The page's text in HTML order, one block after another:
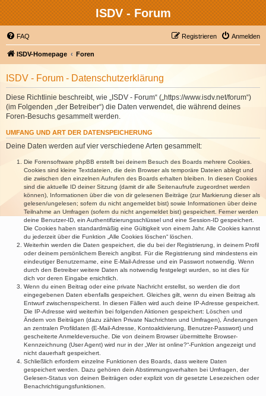
ISDV - Forum
FAQ Anmelden
Registrieren
ISDV-Homepage Foren
ISDV - Forum - Datenschutzerklärung
Diese Richtlinie beschreibt, wie „ISDV - Forum“ („https://www.isdv.net/forum“)
(im Folgenden „der Betreiber“) die Daten verwendet, die während deines
Foren-Besuchs gesammelt werden.
UMFANG UND ART DER DATENSPEICHERUNG
Deine Daten werden auf vier verschiedene Arten gesammelt:
Die Forensoftware phpBB erstellt bei deinem Besuch des Boards mehrere Cookies.
Cookies sind kleine Textdateien, die dein Browser als temporäre Dateien ablegt und
die zwischen den einzelnen Aufrufen des Boards erhalten bleiben. In diesen Cookies
sind die aktuelle ID deiner Sitzung (damit dir alle Seitenaufrufe zugeordnet werden
können), Informationen über die von dir gelesenen Beiträge (zur Markierung dieser als
gelesen/ungelesen; sofern du nicht angemeldet bist) sowie Informationen über deine
Teilnahme an Umfragen (sofern du nicht angemeldet bist) gespeichert. Ferner werden
deine Benutzer-ID, ein Authentifizierungsschlüssel und eine Session-ID gespeichert.
Die Cookies haben standardmäßig eine Gültigkeit von einem Jahr. Alle Cookies kannst
du jederzeit über die Funktion „Alle Cookies löschen“ löschen.
Weiterhin werden die Daten gespeichert, die du bei der Registrierung, in deinem Profil
oder deinem persönlichem Bereich angibst. Für die Registrierung sind mindestens ein
eindeutiger Benutzername, eine E-Mail-Adresse und ein Passwort notwendig. Wenn
durch den Betreiber weitere Daten als notwendig festgelegt wurden, so ist dies für
dich vor deren Eingabe ersichtlich.
Wenn du einen Beitrag oder eine private Nachricht erstellst, so werden die dort
eingegebenen Daten ebenfalls gespeichert. Gleiches gilt, wenn du einen Beitrag als
Entwurf zwischenspeicherst. In diesen Fällen wird auch deine IP-Adresse gespeichert.
Die IP-Adresse wird weiterhin bei folgenden Aktionen gespeichert: Löschen und
Ändern von Beiträgen (dazu zählen Private Nachrichten und Umfragen), Änderungen
an zentralen Profildaten (E-Mail-Adresse, Kontoaktivierung, Benutzer-Passwort) und
gescheiterte Anmeldeversuche. Die von deinem Browser übermittelte Browser-
Kennzeichnung (User Agent) wird nur in der „Wer ist online?“-Funktion angezeigt und
nicht dauerhaft gespeichert.
Schließlich erfordern einzelne Funktionen des Boards, dass weitere Daten
gespeichert werden. Dazu gehören dein Abstimmungsverhalten bei Umfragen, der
Gelesen-Status von deinen Beiträgen oder explizit von dir gesetzte Lesezeichen oder
Benachrichtigungsfunktionen.